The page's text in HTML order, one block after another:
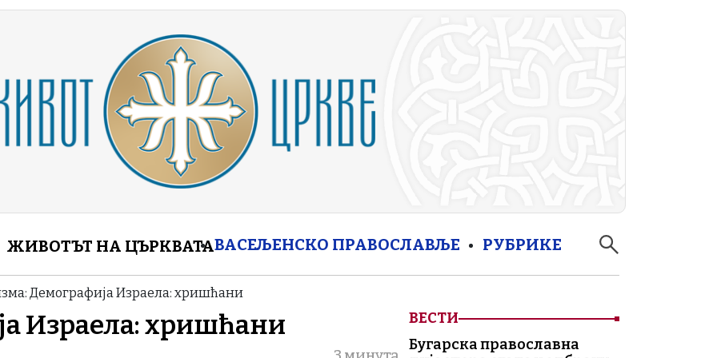
ЖИВОТЪТ НА ЦЪРКВАТАВАСЕЉЕНСКО ПРАВОСЛАВЉЕ РУБРИКЕ
Демографија Израела: хришћани
Израела: хришћани
ВЕСТИ
Бугарска православна